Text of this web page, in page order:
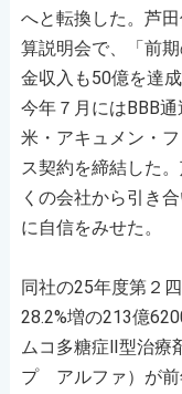
へと転換した。芦
算説明会で、「前
金収入も50億を達
今年７月にはBBB
米・アキュメン・
ス契約を締結した
くの会社から引き
に自信をみせた。
同社の25年度第２
28.2%増の213億
ムコ多糖症Ⅱ型治療
プ アルファ）が前